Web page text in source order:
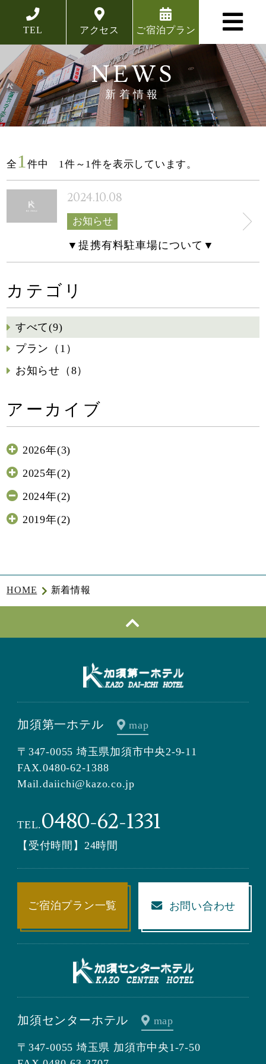
NEWS
新着情報
全 1 件中 1件～1件を表示しています。
2024.10.08
お知らせ
▼提携有料駐車場について▼
カテゴリ
すべて(9)
プラン（1）
お知らせ（8）
アーカイブ
2026年(3)
2025年(2)
2024年(2)
2019年(2)
HOME 新着情報
加須第一ホテル map
〒347-0055 埼玉県加須市中央2-9-11
FAX.0480-62-1388
Mail.daiichi@kazo.co.jp
TEL.0480-62-1331
【受付時間】24時間
ご宿泊プラン一覧 お問い合わせ
加須センターホテル map
〒347-0055 埼玉県 加須市中央1-7-50
TEL アクセス ご宿泊プラン